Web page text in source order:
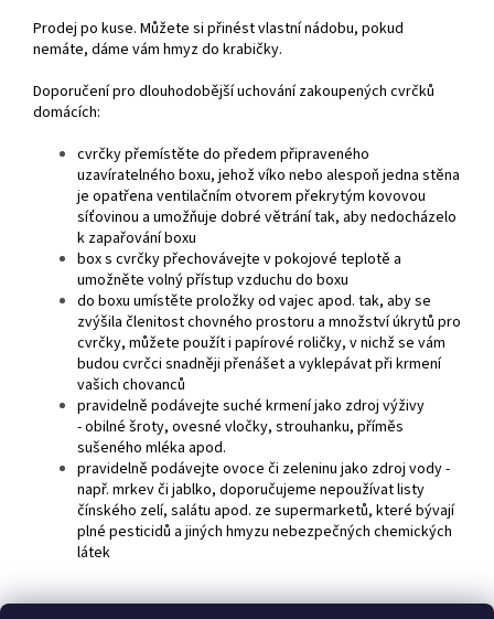
Prodej po kuse. Můžete si přinést vlastní nádobu, pokud
nemáte, dáme vám hmyz do krabičky.
Doporučení pro dlouhodobější uchování zakoupených cvrčků
domácích:
cvrčky přemístěte do předem připraveného
uzavíratelného boxu, jehož víko nebo alespoň jedna stěna
je opatřena ventilačním otvorem překrytým kovovou
síťovinou a umožňuje dobré větrání tak, aby nedocházelo
k zapařování boxu
box s cvrčky přechovávejte v pokojové teplotě a
umožněte volný přístup vzduchu do boxu
do boxu umístěte proložky od vajec apod. tak, aby se
zvýšila členitost chovného prostoru a množství úkrytů pro
cvrčky, můžete použít i papírové roličky, v nichž se vám
budou cvrčci snadněji přenášet a vyklepávat při krmení
vašich chovanců
pravidelně podávejte suché krmení jako zdroj výživy
- obilné šroty, ovesné vločky, strouhanku, příměs
sušeného mléka apod.
pravidelně podávejte ovoce či zeleninu jako zdroj vody -
např. mrkev či jablko, doporučujeme nepoužívat listy
čínského zelí, salátu apod. ze supermarketů, které bývají
plné pesticidů a jiných hmyzu nebezpečných chemických
látek